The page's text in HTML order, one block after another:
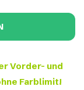
Vorder- und
Farblimit!